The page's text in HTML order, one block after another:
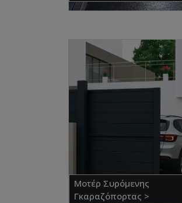
Μοτέρ Συρόμενης
Γκαραζόπορτας >